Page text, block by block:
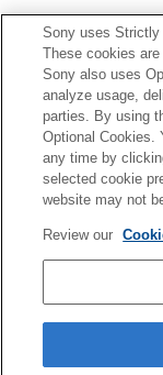
語言選擇頁面
5-067-448-51(2)
Sony uses Strictly
These cookies
Sony also uses
analyze usage,
parties. By using
Optional Cookies.
any time by
selected cookie
website may not
Review our